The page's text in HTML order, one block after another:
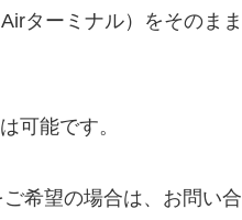
ターミナル）をそのまま
可能です。
希望の場合は、お問い合